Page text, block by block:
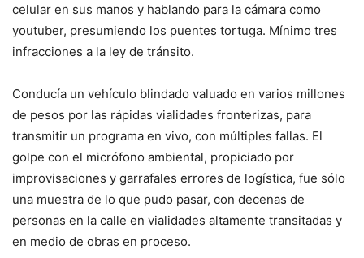
celular en sus manos y hablando para la cámara como
youtuber, presumiendo los puentes tortuga. Mínimo tres
infracciones a la ley de tránsito.
Conducía un vehículo blindado valuado en varios millones
de pesos por las rápidas vialidades fronterizas, para
transmitir un programa en vivo, con múltiples fallas. El
golpe con el micrófono ambiental, propiciado por
improvisaciones y garrafales errores de logística, fue sólo
una muestra de lo que pudo pasar, con decenas de
personas en la calle en vialidades altamente transitadas y
en medio de obras en proceso.